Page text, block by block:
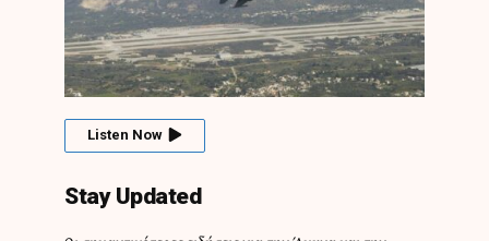
Listen Now
Stay Updated